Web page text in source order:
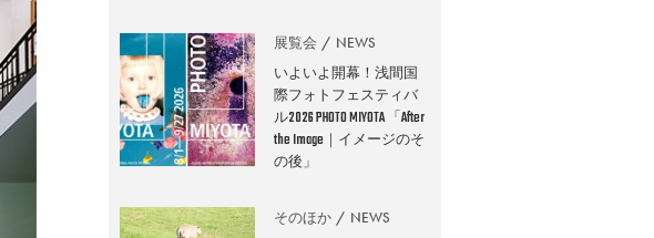
展覧会 NEWS
いよいよ開幕！浅間国
際フォトフェスティバ
ル2026 PHOTO MIYOTA 「After
the Image｜イメージのそ
の後」
そのほか NEWS